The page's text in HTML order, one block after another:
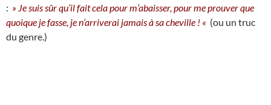
: » Je suis sûr qu’il fait cela pour m’abaisser, pour me prouver que
quoique je fasse, je n’arriverai jamais à sa cheville ! « (ou un truc
du genre.)